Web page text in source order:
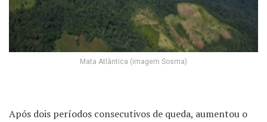
Mata Atlântica (imagem Sosma)
Após dois períodos consecutivos de queda, aumentou o